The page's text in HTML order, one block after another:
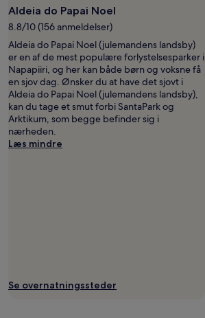
Aldeia do Papai Noel
8.8/10 (156 anmeldelser)
Aldeia do Papai Noel (julemandens landsby)
er en af de mest populære forlystelsesparker i
Napapiiri, og her kan både børn og voksne få
en sjov dag. Ønsker du at have det sjovt i
Aldeia do Papai Noel (julemandens landsby),
kan du tage et smut forbi SantaPark og
Arktikum, som begge befinder sig i
nærheden.
Læs mindre
Se overnatningssteder